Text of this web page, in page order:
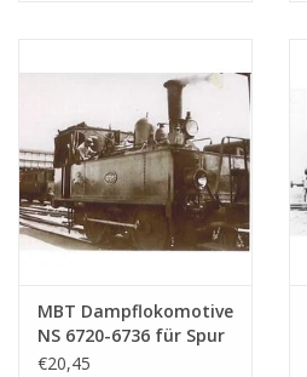
MBT Dampflokomotive
NS 6720-6736 für Spur
0 - Bauzeichnung
€20,45